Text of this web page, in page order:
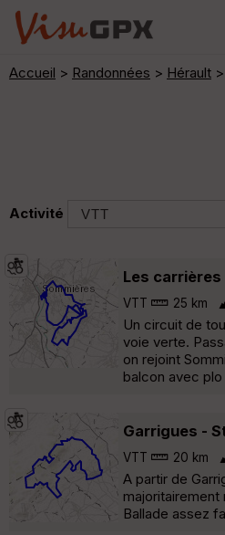
Accueil > Randonnées > Hérault
Activité
Les carrières
VTT 25 km
Un circuit de
voie verte.
on rejoint
balcon avec plo
Garrigues -
VTT 20 km
A partir de
Ballade assez